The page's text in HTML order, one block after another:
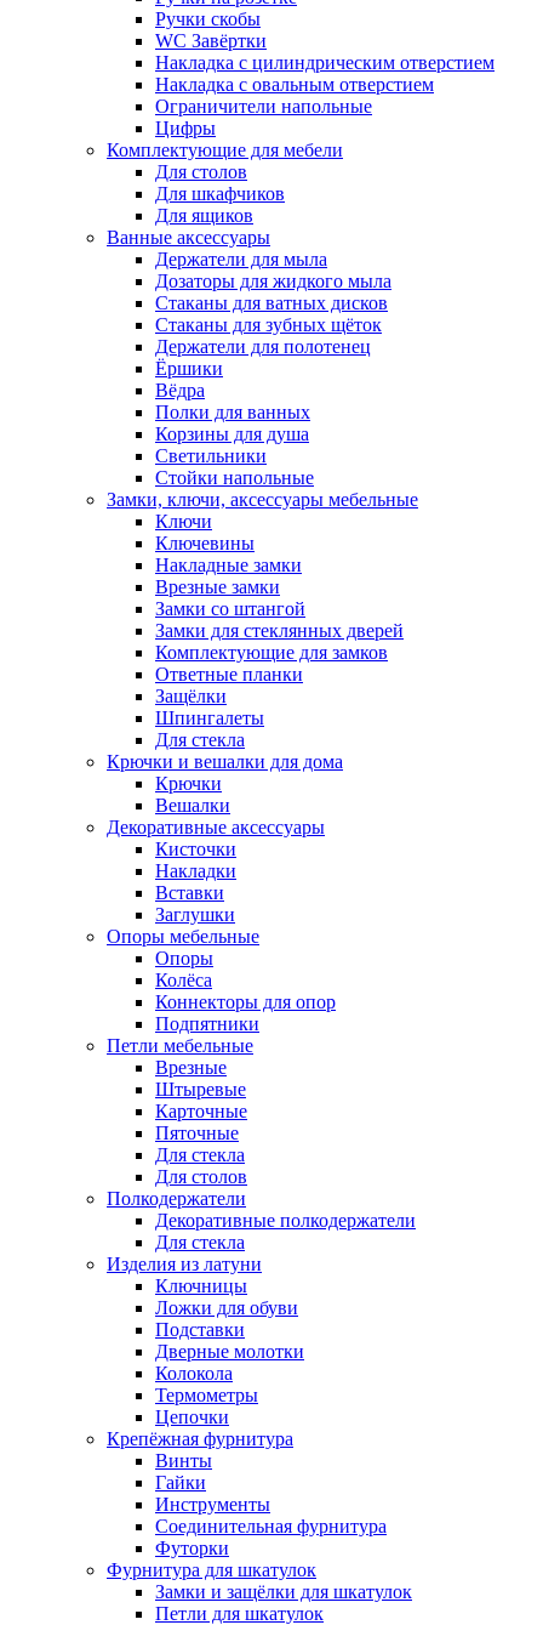
Ручки скобы
WC Завёртки
Накладка с цилиндрическим отверстием
Накладка с овальным отверстием
Ограничители напольные
Цифры
Комплектующие для мебели
Для столов
Для шкафчиков
Для ящиков
Ванные аксессуары
Держатели для мыла
Дозаторы для жидкого мыла
Стаканы для ватных дисков
Стаканы для зубных щёток
Держатели для полотенец
Ёршики
Вёдра
Полки для ванных
Корзины для душа
Светильники
Стойки напольные
Замки, ключи, аксессуары мебельные
Ключи
Ключевины
Накладные замки
Врезные замки
Замки со штангой
Замки для стеклянных дверей
Комплектующие для замков
Ответные планки
Защёлки
Шпингалеты
Для стекла
Крючки и вешалки для дома
Крючки
Вешалки
Декоративные аксессуары
Кисточки
Накладки
Вставки
Заглушки
Опоры мебельные
Опоры
Колёса
Коннекторы для опор
Подпятники
Петли мебельные
Врезные
Штыревые
Карточные
Пяточные
Для стекла
Для столов
Полкодержатели
Декоративные полкодержатели
Для стекла
Изделия из латуни
Ключницы
Ложки для обуви
Подставки
Дверные молотки
Колокола
Термометры
Цепочки
Крепёжная фурнитура
Винты
Гайки
Инструменты
Соединительная фурнитура
Футорки
Фурнитура для шкатулок
Замки и защёлки для шкатулок
Петли для шкатулок